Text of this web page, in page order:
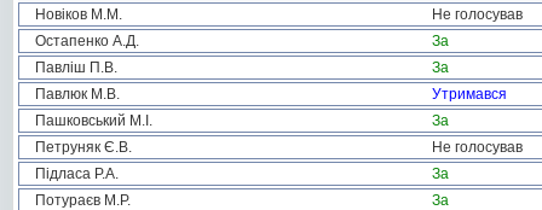
Новіков М.М.
Не голосував
Остапенко А.Д.
За
Павліш П.В.
За
Павлюк М.В.
Утримався
Пашковський М.І.
За
Петруняк Є.В.
Не голосував
Підласа Р.А.
За
Потураєв М.Р.
За